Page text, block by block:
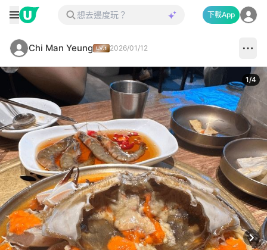
下載App
Chi Man Yeung 2026/01/12
1/4